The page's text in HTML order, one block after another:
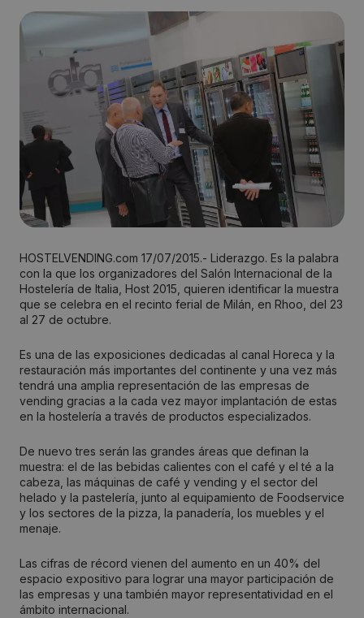
HOSTELVENDING.com 17/07/2015.- Liderazgo. Es la palabra
con la que los organizadores del Salón Internacional de la
Hostelería de Italia, Host 2015, quieren identificar la muestra
que se celebra en el recinto ferial de Milán, en Rhoo, del 23
al 27 de octubre.
Es una de las exposiciones dedicadas al canal Horeca y la
restauración más importantes del continente y una vez más
tendrá una amplia representación de las empresas de
vending gracias a la cada vez mayor implantación de estas
en la hostelería a través de productos especializados.
De nuevo tres serán las grandes áreas que definan la
muestra: el de las bebidas calientes con el café y el té a la
cabeza, las máquinas de café y vending y el sector del
helado y la pastelería, junto al equipamiento de Foodservice
y los sectores de la pizza, la panadería, los muebles y el
menaje.
Las cifras de récord vienen del aumento en un 40% del
espacio expositivo para lograr una mayor participación de
las empresas y una también mayor representatividad en el
ámbito internacional.